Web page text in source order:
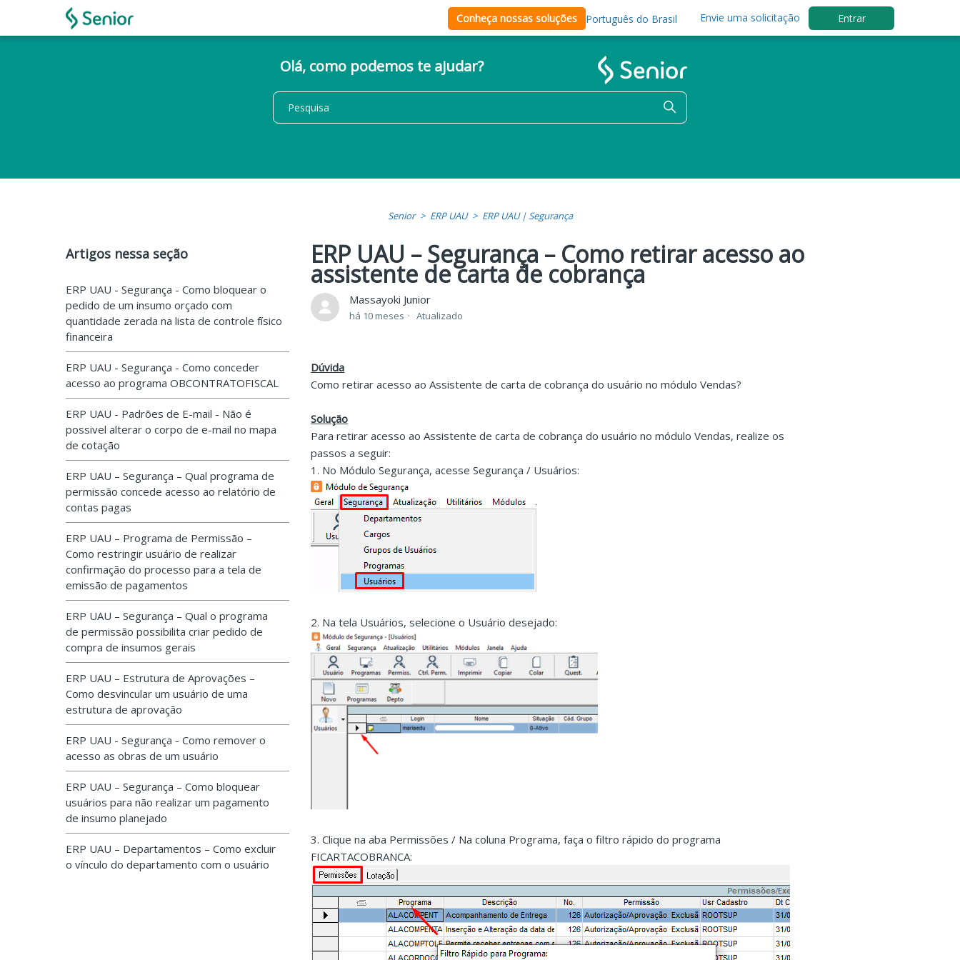
Conheça nossas soluções Português do Brasil Envie uma solicitação Entrar
Olá, como podemos te ajudar?
Senior ERP UAU ERP UAU | Segurança
Artigos nessa seção
ERP UAU - Segurança - Como bloquear o
pedido de um insumo orçado com
quantidade zerada na lista de controle físico
financeira
ERP UAU - Segurança - Como conceder
acesso ao programa OBCONTRATOFISCAL
ERP UAU - Padrões de E-mail - Não é
possivel alterar o corpo de e-mail no mapa
de cotação
ERP UAU – Segurança – Qual programa de
permissão concede acesso ao relatório de
contas pagas
ERP UAU – Programa de Permissão –
Como restringir usuário de realizar
confirmação do processo para a tela de
emissão de pagamentos
ERP UAU – Segurança – Qual o programa
de permissão possibilita criar pedido de
compra de insumos gerais
ERP UAU – Estrutura de Aprovações –
Como desvincular um usuário de uma
estrutura de aprovação
ERP UAU - Segurança - Como remover o
acesso as obras de um usuário
ERP UAU – Segurança – Como bloquear
usuários para não realizar um pagamento
de insumo planejado
ERP UAU – Departamentos – Como excluir
o vínculo do departamento com o usuário
ERP UAU – Segurança – Como retirar acesso ao
assistente de carta de cobrança
Massayoki Junior
há 10 meses Atualizado
Dúvida
Como retirar acesso ao Assistente de carta de cobrança do usuário no módulo Vendas?
Solução
Para retirar acesso ao Assistente de carta de cobrança do usuário no módulo Vendas, realize os
passos a seguir:
1. No Módulo Segurança, acesse Segurança / Usuários:
2. Na tela Usuários, selecione o Usuário desejado:
3. Clique na aba Permissões / Na coluna Programa, faça o filtro rápido do programa
FICARTACOBRANCA: